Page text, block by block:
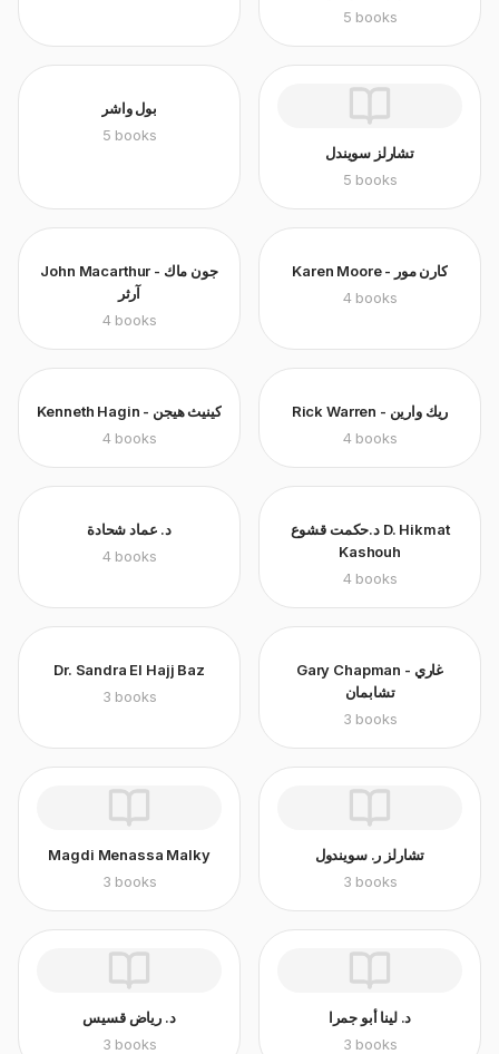
5 books
بول واشر
5 books
تشارلز سويندل
5 books
John Macarthur - جون ماك
آرثر
4 books
Karen Moore - كارن مور
4 books
Kenneth Hagin - كينيث هيجن
4 books
Rick Warren - ريك وارين
4 books
د. عماد شحادة
4 books
د.حكمت قشوع D. Hikmat
Kashouh
4 books
Dr. Sandra El Hajj Baz
3 books
Gary Chapman - غاري
تشابمان
3 books
Magdi Menassa Malky
3 books
تشارلز ر. سويندول
3 books
د. رياض قسيس
3 books
د. لينا أبو جمرا
3 books